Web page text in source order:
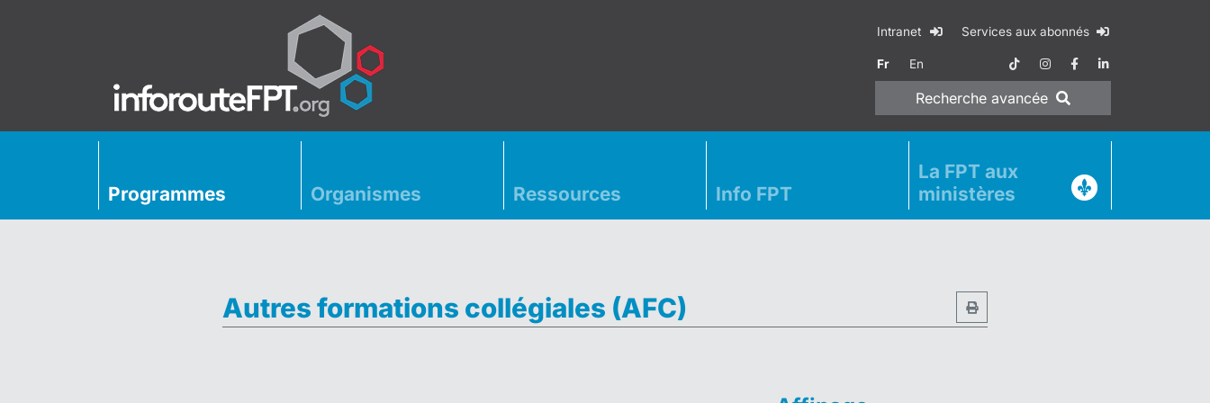
Intranet Services aux abonnés
Fr En
Recherche avancée
Programmes Organismes Ressources Info FPT
La FPT aux
ministères
Autres formations collégiales (AFC)